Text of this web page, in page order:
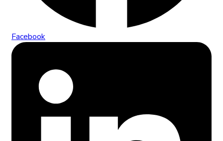
Facebook